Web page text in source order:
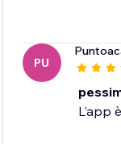
PU
L'app